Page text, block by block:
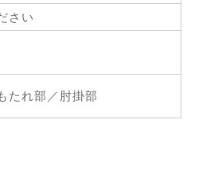
さい
たれ部／肘掛部